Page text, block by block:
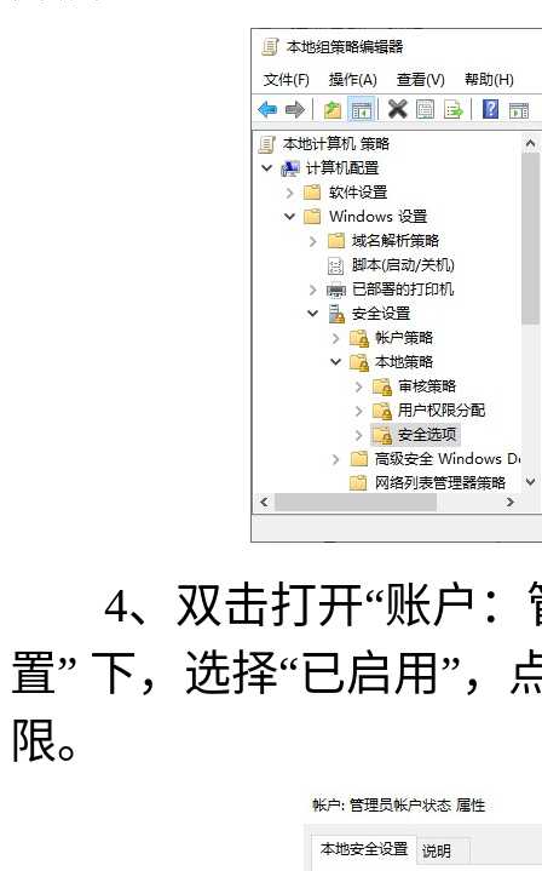
4、双击打开“账户：
置” 下，选择“已启用”，
限。